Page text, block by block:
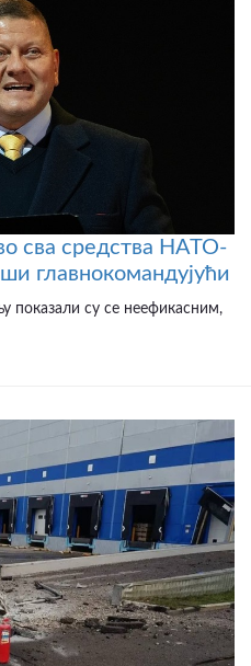
сва средства НАТО-
главнокомандујући
показали су се неефикасним,